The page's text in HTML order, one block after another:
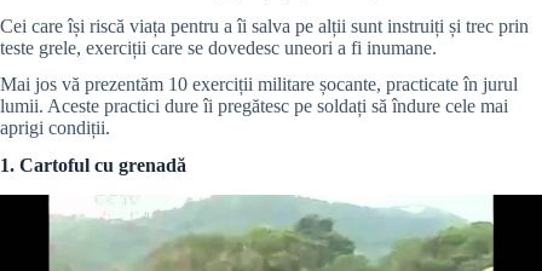
Cei care își riscă viața pentru a îi salva pe alții sunt instruiți și trec prin
teste grele, exerciții care se dovedesc uneori a fi inumane.
Mai jos vă prezentăm 10 exerciții militare șocante, practicate în jurul
lumii. Aceste practici dure îi pregătesc pe soldați să îndure cele mai
aprigi condiții.
1. Cartoful cu grenadă